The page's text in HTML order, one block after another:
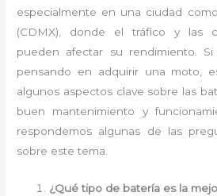
especialmente en una ciudad
(CDMX), donde el tráfico y las
pueden afectar su rendimiento.
pensando en adquirir una moto,
algunos aspectos clave sobre las
buen mantenimiento y
respondemos algunas de las
sobre este tema.
¿Qué tipo de batería es la